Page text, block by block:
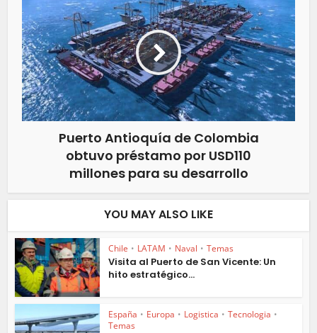
Puerto Antioquía de Colombia
obtuvo préstamo por USD110
millones para su desarrollo
YOU MAY ALSO LIKE
Chile • LATAM • Naval • Temas
Visita al Puerto de San Vicente: Un
hito estratégico...
España • Europa • Logistica • Tecnologia •
Temas